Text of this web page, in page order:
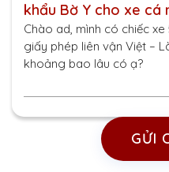
khẩu Bờ Y cho xe cá
Chào ad, mình có chiếc
giấy phép liên vận Việt –
khoảng bao lâu có ạ?
GỬI